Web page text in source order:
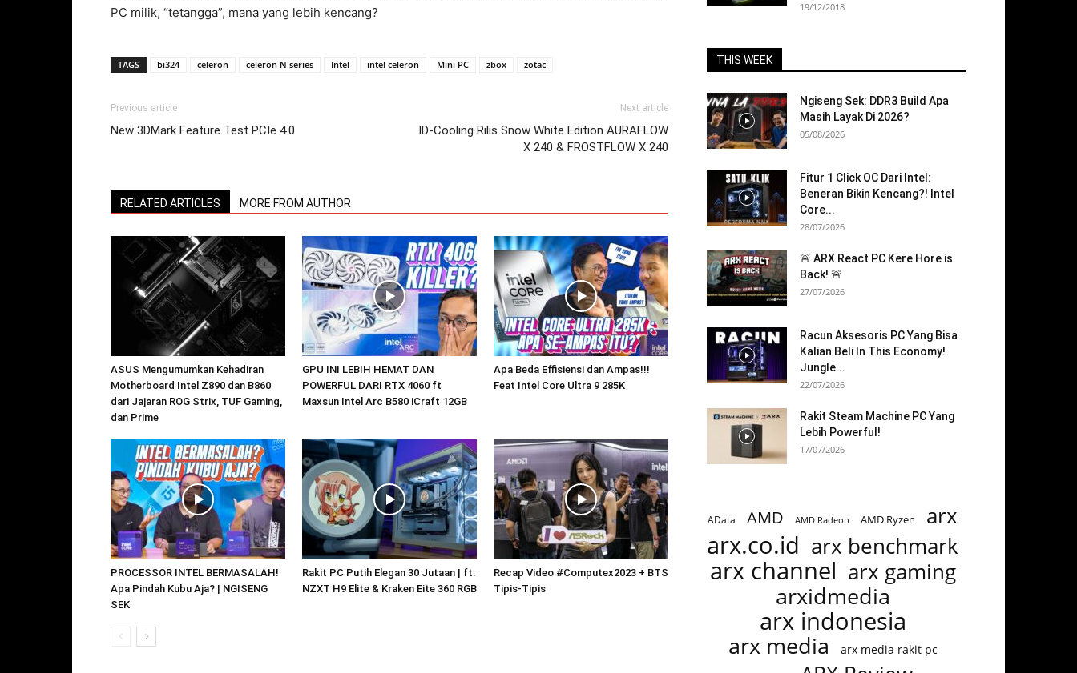
PC milik, “tetangga”, mana yang lebih kencang?
TAGS bi324 celeron celeron N series Intel intel celeron Mini PC zbox zotac
Previous article
New 3DMark Feature Test PCIe 4.0
Next article
ID-Cooling Rilis Snow White Edition AURAFLOW
X 240 & FROSTFLOW X 240
RELATED ARTICLES MORE FROM AUTHOR
ASUS Mengumumkan Kehadiran
Motherboard Intel Z890 dan B860
dari Jajaran ROG Strix, TUF Gaming,
dan Prime
GPU INI LEBIH HEMAT DAN
POWERFUL DARI RTX 4060 ft
Maxsun Intel Arc B580 iCraft 12GB
Apa Beda Effisiensi dan Ampas!!!
Feat Intel Core Ultra 9 285K
PROCESSOR INTEL BERMASALAH!
Apa Pindah Kubu Aja? | NGISENG
SEK
Rakit PC Putih Elegan 30 Jutaan | ft.
NZXT H9 Elite & Kraken Eite 360 RGB
Recap Video #Computex2023 + BTS
Tipis-Tipis
19/12/2018
THIS WEEK
Ngiseng Sek: DDR3 Build Apa
Masih Layak Di 2026?
05/08/2026
Fitur 1 Click OC Dari Intel:
Beneran Bikin Kencang?! Intel
Core...
28/07/2026
🚨 ARX React PC Kere Hore is
Back! 🚨
27/07/2026
Racun Aksesoris PC Yang Bisa
Kalian Beli In This Economy!
Jungle...
22/07/2026
Rakit Steam Machine PC Yang
Lebih Powerful!
17/07/2026
AData AMD AMD Radeon AMD Ryzen arx
arx.co.id arx benchmark
arx channel arx gaming
arxidmedia
arx indonesia
arx media arx media rakit pc